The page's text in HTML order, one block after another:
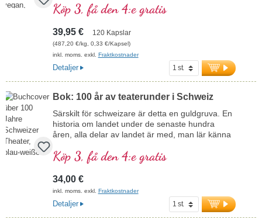
Köp 3, få den 4:e gratis
39,95 € 120 Kapslar
(487,20 €/kg, 0,33 €/Kapsel)
inkl. moms. exkl. Fraktkostnader
Detaljer
Bok: 100 år av teaterunder i Schweiz
Särskilt för schweizare är detta en guldgruva. En
historia om landet under de senaste hundra
åren, alla delar av landet är med, man lär känna
Köp 3, få den 4:e gratis
34,00 €
inkl. moms. exkl. Fraktkostnader
Detaljer